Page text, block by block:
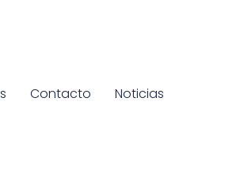
Contacto Noticias